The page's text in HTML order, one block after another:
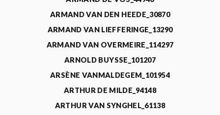
ARMAND VAN DEN HEEDE_30870
ARMAND VAN LIEFFERINGE_13290
ARMAND VAN OVERMEIRE_114297
ARNOLD BUYSSE_101207
ARSÈNE VANMALDEGEM_101954
ARTHUR DE MILDE_94148
ARTHUR VAN SYNGHEL_61138